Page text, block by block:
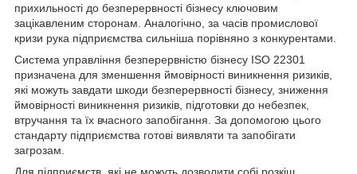
прихильності до безперервності бізнесу ключовим
зацікавленим сторонам. Аналогічно, за часів промислової
кризи рука підприємства сильніша порівняно з конкурентами.
Система управління безперервністю бізнесу ISO 22301
призначена для зменшення ймовірності виникнення ризиків,
які можуть завдати шкоди безперервності бізнесу, зниження
ймовірності виникнення ризиків, підготовки до небезпек,
втручання та їх вчасного запобігання. За допомогою цього
стандарту підприємства готові виявляти та запобігати
загрозам.
Для підприємств, які не можуть дозволити собі розкіш